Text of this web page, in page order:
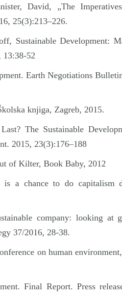
David, „The
25(3):213–226.
Sustainable Development:
13:38-52
Earth Negotiations
knjiga, Zagreb, 2015.
The Sustainable
2015, 23(3):176–188
of Kilter, Book Baby, 2012
is a chance to do capitalism
company: looking at
37/2016, 28-38.
on human
Final Report. Press